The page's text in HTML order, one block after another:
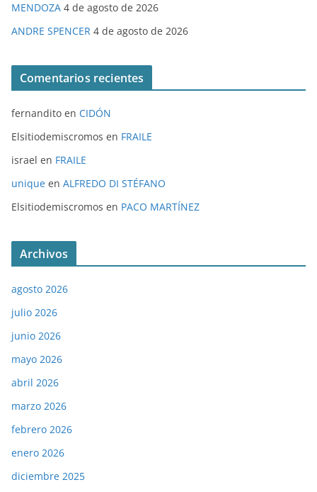
MENDOZA 4 de agosto de 2026
ANDRE SPENCER 4 de agosto de 2026
Comentarios recientes
fernandito en CIDÓN
Elsitiodemiscromos en FRAILE
israel en FRAILE
unique en ALFREDO DI STÉFANO
Elsitiodemiscromos en PACO MARTÍNEZ
Archivos
agosto 2026
julio 2026
junio 2026
mayo 2026
abril 2026
marzo 2026
febrero 2026
enero 2026
diciembre 2025